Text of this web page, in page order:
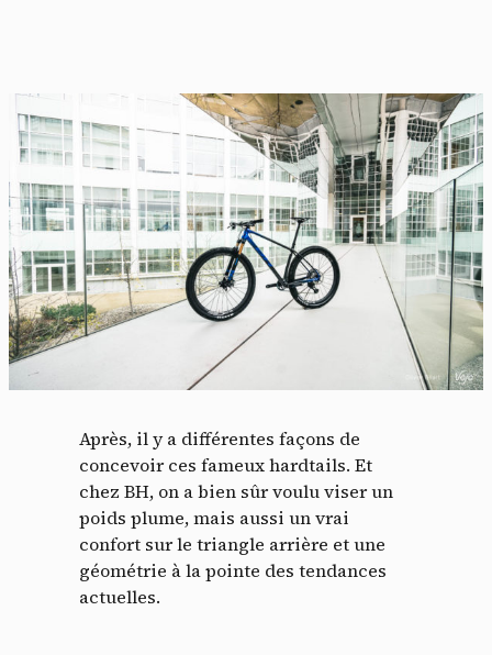
Après, il y a différentes façons de
concevoir ces fameux hardtails. Et
chez BH, on a bien sûr voulu viser un
poids plume, mais aussi un vrai
confort sur le triangle arrière et une
géométrie à la pointe des tendances
actuelles.